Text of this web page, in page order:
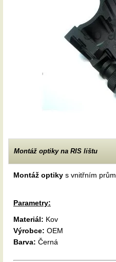
Montáž optiky na RIS lištu
Montáž optiky s vnitřním
Parametry:
Materiál: Kov
Výrobce: OEM
Barva: Černá